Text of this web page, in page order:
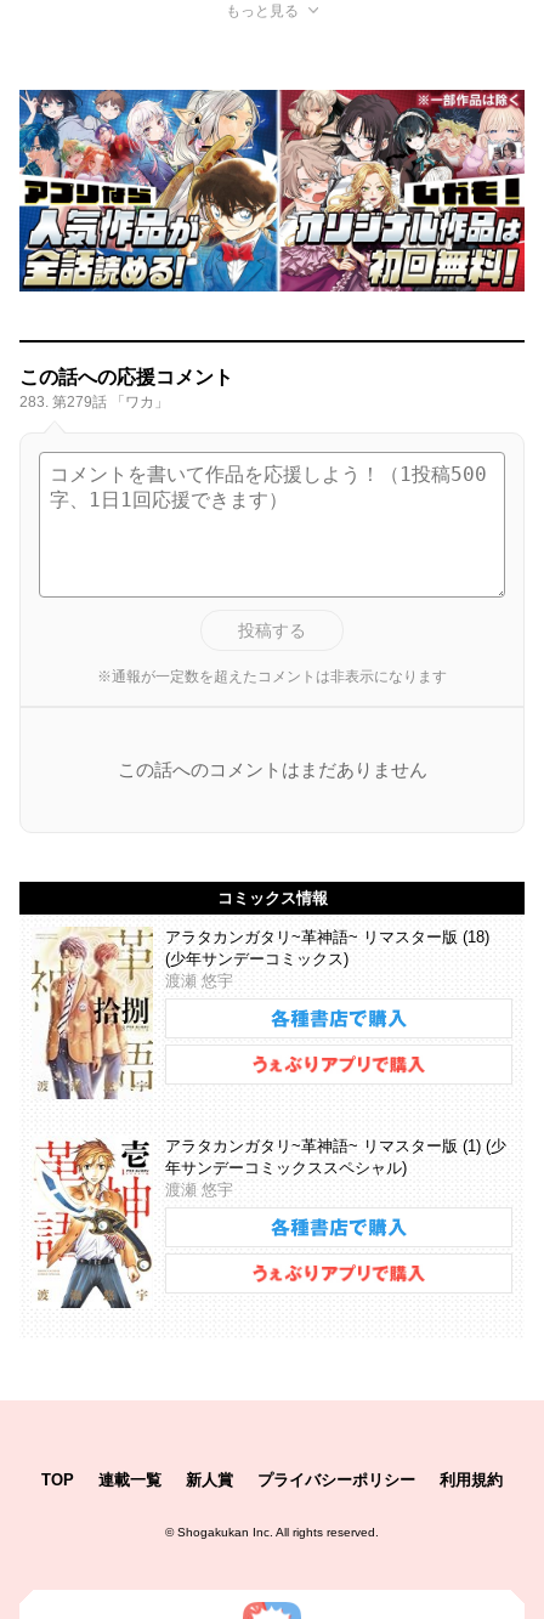
もっと見る
この話への応援コメント
283. 第279話 「ワカ」
投稿する
※通報が一定数を超えたコメントは非表示になります
この話へのコメントはまだありません
コミックス情報
アラタカンガタリ~革神語~ リマスター版 (18)
(少年サンデーコミックス)
渡瀬 悠宇
アラタカンガタリ~革神語~ リマスター版 (1) (少
年サンデーコミックススペシャル)
渡瀬 悠宇
TOP 連載一覧 新人賞 プライバシーポリシー 利用規約
©Shogakukan Inc. All rights reserved.